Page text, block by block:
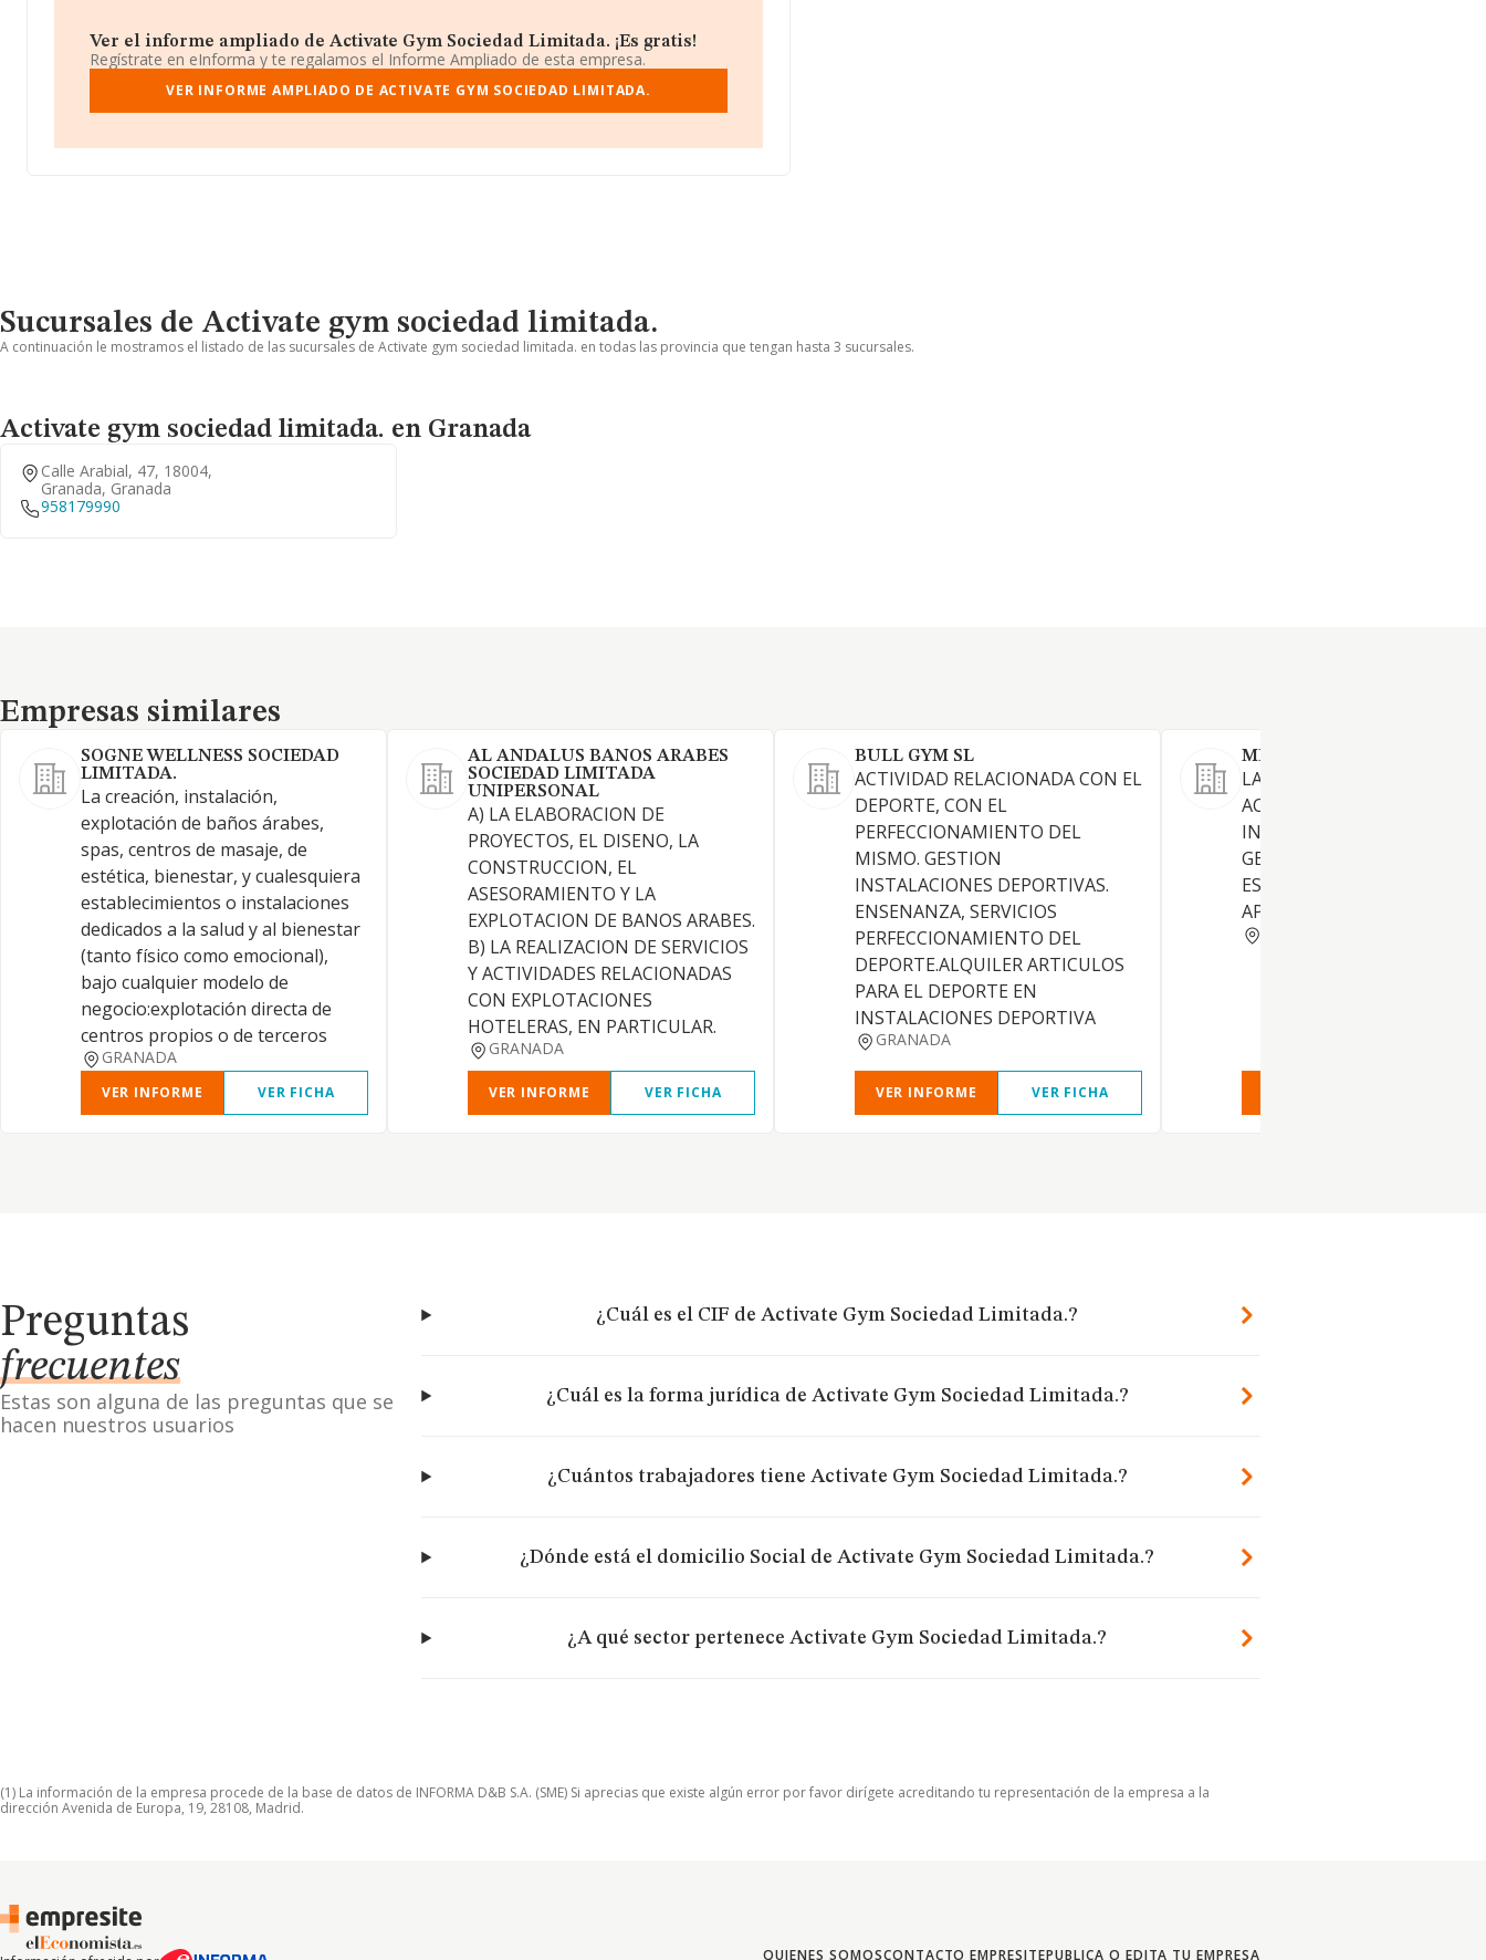
Ver el informe ampliado de Activate Gym Sociedad Limitada. ¡Es gratis!
Regístrate en eInforma y te regalamos el Informe Ampliado de esta empresa.
VER INFORME AMPLIADO DE ACTIVATE GYM SOCIEDAD LIMITADA.
Sucursales de Activate gym sociedad limitada.
A continuación le mostramos el listado de las sucursales de Activate gym sociedad limitada. en todas las provincia que tengan hasta 3 sucursales.
Activate gym sociedad limitada. en Granada
Calle Arabial, 47, 18004,
Granada, Granada
958179990
Empresas similares
Empresas similares
SOGNE WELLNESS SOCIEDAD
LIMITADA.
La creación, instalación,
explotación de baños árabes,
spas, centros de masaje, de
estética, bienestar, y cualesquiera
establecimientos o instalaciones
dedicados a la salud y al bienestar
(tanto físico como emocional),
bajo cualquier modelo de
negocio:explotación directa de
centros propios o de terceros
GRANADA
VER INFORME VER FICHA
AL ANDALUS BANOS ARABES
SOCIEDAD LIMITADA
UNIPERSONAL
A) LA ELABORACION DE
PROYECTOS, EL DISENO, LA
CONSTRUCCION, EL
ASESORAMIENTO Y LA
EXPLOTACION DE BANOS ARABES.
B) LA REALIZACION DE SERVICIOS
Y ACTIVIDADES RELACIONADAS
CON EXPLOTACIONES
HOTELERAS, EN PARTICULAR.
GRANADA
VER INFORME VER FICHA
BULL GYM SL
ACTIVIDAD RELACIONADA CON EL
DEPORTE, CON EL
PERFECCIONAMIENTO DEL
MISMO. GESTION
INSTALACIONES DEPORTIVAS.
ENSENANZA, SERVICIOS
PERFECCIONAMIENTO DEL
DEPORTE.ALQUILER ARTICULOS
PARA EL DEPORTE EN
INSTALACIONES DEPORTIVA
GRANADA
VER INFORME VER FICHA
MEDIGRA S.L.
LA MEDIACION DE TODO
ACTIVIDADES MEDICAS.
INCLUIDAS LAS DE
GENERAL Y TODAS SUS
ESPECIALIDADES
APLICADAS O NO.
Preguntas
frecuentes
Estas son alguna de las preguntas que se
hacen nuestros usuarios
¿Cuál es el CIF de Activate Gym Sociedad Limitada.?
¿Cuál es la forma jurídica de Activate Gym Sociedad Limitada.?
¿Cuántos trabajadores tiene Activate Gym Sociedad Limitada.?
¿Dónde está el domicilio Social de Activate Gym Sociedad Limitada.?
¿A qué sector pertenece Activate Gym Sociedad Limitada.?
(1) La información de la empresa procede de la base de datos de INFORMA D&B S.A. (SME) Si aprecias que existe algún error por favor dirígete acreditando tu representación de la empresa a la
dirección Avenida de Europa, 19, 28108, Madrid.
QUIENES SOMOSCONTACTO EMPRESITEPUBLICA O EDITA TU EMPRESA